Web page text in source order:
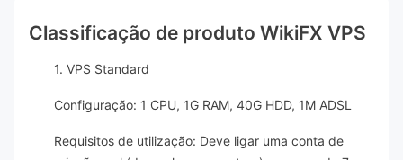
Classificação de produto WikiFX VPS
1. VPS Standard
Configuração: 1 CPU, 1G RAM, 40G HDD, 1M ADSL
Requisitos de utilização: Deve ligar uma conta de